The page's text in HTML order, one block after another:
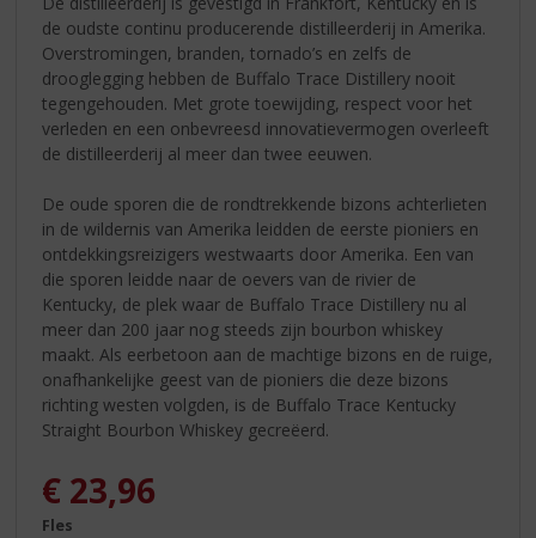
de oudste continu producerende distilleerderij in Amerika.
Overstromingen, branden, tornado’s en zelfs de
drooglegging hebben de Buffalo Trace Distillery nooit
tegengehouden. Met grote toewijding, respect voor het
verleden en een onbevreesd innovatievermogen overleeft
de distilleerderij al meer dan twee eeuwen.
De oude sporen die de rondtrekkende bizons achterlieten
in de wildernis van Amerika leidden de eerste pioniers en
ontdekkingsreizigers westwaarts door Amerika. Een van
die sporen leidde naar de oevers van de rivier de
Kentucky, de plek waar de Buffalo Trace Distillery nu al
meer dan 200 jaar nog steeds zijn bourbon whiskey
maakt. Als eerbetoon aan de machtige bizons en de ruige,
onafhankelijke geest van de pioniers die deze bizons
richting westen volgden, is de Buffalo Trace Kentucky
Straight Bourbon Whiskey gecreëerd.
€ 23,96
Fles